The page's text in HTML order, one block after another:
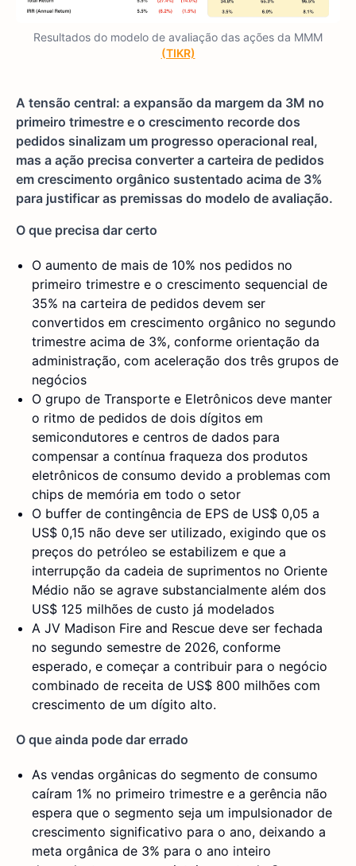
Resultados do modelo de avaliação das ações da MMM
(TIKR)
A tensão central: a expansão da margem da 3M no
primeiro trimestre e o crescimento recorde dos
pedidos sinalizam um progresso operacional real,
mas a ação precisa converter a carteira de pedidos
em crescimento orgânico sustentado acima de 3%
para justificar as premissas do modelo de avaliação.
O que precisa dar certo
O aumento de mais de 10% nos pedidos no
primeiro trimestre e o crescimento sequencial de
35% na carteira de pedidos devem ser
convertidos em crescimento orgânico no segundo
trimestre acima de 3%, conforme orientação da
administração, com aceleração dos três grupos de
negócios
O grupo de Transporte e Eletrônicos deve manter
o ritmo de pedidos de dois dígitos em
semicondutores e centros de dados para
compensar a contínua fraqueza dos produtos
eletrônicos de consumo devido a problemas com
chips de memória em todo o setor
O buffer de contingência de EPS de US$ 0,05 a
US$ 0,15 não deve ser utilizado, exigindo que os
preços do petróleo se estabilizem e que a
interrupção da cadeia de suprimentos no Oriente
Médio não se agrave substancialmente além dos
US$ 125 milhões de custo já modelados
A JV Madison Fire and Rescue deve ser fechada
no segundo semestre de 2026, conforme
esperado, e começar a contribuir para o negócio
combinado de receita de US$ 800 milhões com
crescimento de um dígito alto.
O que ainda pode dar errado
As vendas orgânicas do segmento de consumo
caíram 1% no primeiro trimestre e a gerência não
espera que o segmento seja um impulsionador de
crescimento significativo para o ano, deixando a
meta orgânica de 3% para o ano inteiro